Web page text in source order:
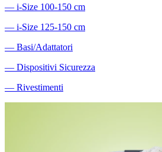
― i-Size 100-150 cm
― i-Size 125-150 cm
― Basi/Adattatori
― Dispositivi Sicurezza
― Rivestimenti